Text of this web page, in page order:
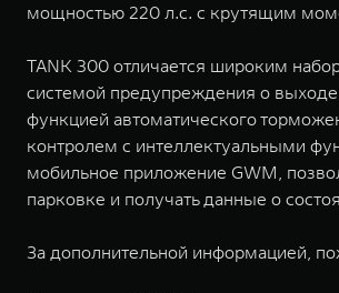
мощностью 220 л.с. с крутящим
TANK 300 отличается широким
системой предупреждения о
функцией автоматического
контролем с интеллектуальными
мобильное приложение GWM,
парковке и получать данные о
За дополнительной информацией,